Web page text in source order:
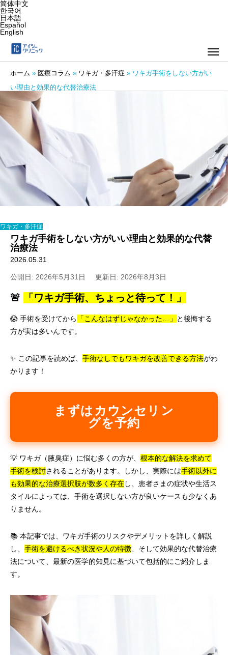
简体中文
한국어
日本語
Español
English
ホーム » 医療コラム » ワキガ・多汗症 » ワキガ手術をしない方がい
い理由と効果的な代替治療法
ワキガ・多汗症
ワキガ手術をしない方がいい理由と効果的な代替
治療法
2026.05.31
公開日: 2026年5月31日 更新日: 2026年8月3日
🚨 「ワキガ手術、ちょっと待って！」
😱 手術を受けてから 「こんなはずじゃなかった…」
と後悔する
方が実は多いんです。
✨ この記事を読めば、 手術なしでもワキガを改善できる方法がわ
かります！
まずはカウンセリン
グを予約
💡 ワキガ（腋臭症）に悩む多くの方が、 根本的な解決を求めて
手術を検討されることがあります。しかし、実際には手術以外に
も効果的な治療選択肢が数多く存在し、患者さまの症状や生活ス
タイルによっては、手術を選択しない方が良いケースも少なくあ
りません。
📚 本記事では、ワキガ手術のリスクやデメリットを詳しく解説
し、 手術を避けるべき状況や人の特徴 、そして効果的な代替治療
法について、最新の医学的知見に基づいて包括的にご紹介しま
す。